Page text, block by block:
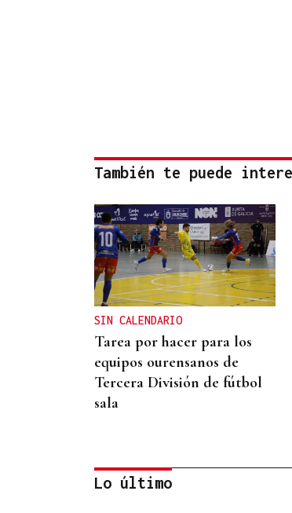
También te puede
SIN CALENDARIO
Tarea por hacer para los
equipos ourensanos de
Tercera División de fútbol
sala
Lo último